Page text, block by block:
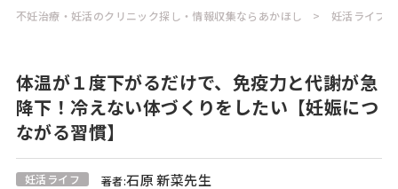
不妊治療・妊活のクリニック探し・情報収集ならあかほし 妊活ライフ
体温が１度下がるだけで、免疫力と代謝が急
降下！冷えない体づくりをしたい【妊娠につ
ながる習慣】
妊活ライフ 著者:石原 新菜先生